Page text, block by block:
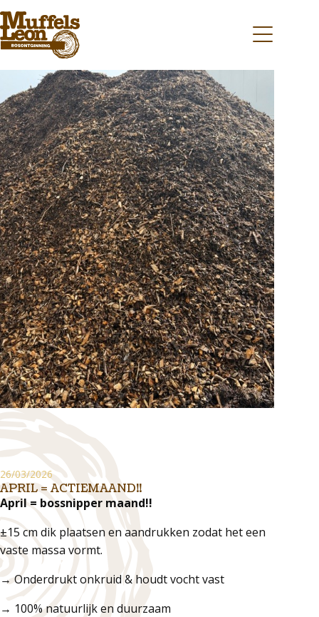
26/03/2026
APRIL = ACTIEMAAND!!
April = bossnipper maand!!
±15 cm dik plaatsen en aandrukken zodat het een
vaste massa vormt.
→ Onderdrukt onkruid & houdt vocht vast
→ 100% natuurlijk en duurzaam